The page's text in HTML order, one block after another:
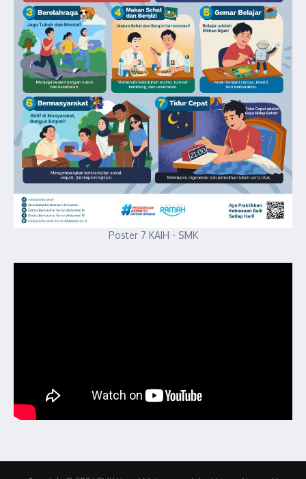
Poster 7 KAIH - SMK